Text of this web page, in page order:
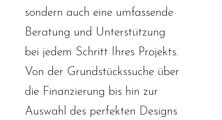
sondern auch eine umfassende
Beratung und Unterstützung
bei jedem Schritt Ihres Projekts.
Von der Grundstückssuche über
die Finanzierung bis hin zur
Auswahl des perfekten Designs